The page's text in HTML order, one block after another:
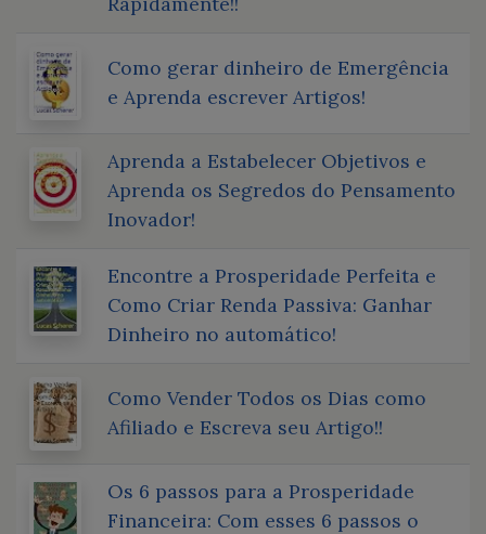
Como gerar dinheiro de Emergência
e Aprenda escrever Artigos!
Aprenda a Estabelecer Objetivos e
Aprenda os Segredos do Pensamento
Inovador!
Encontre a Prosperidade Perfeita e
Como Criar Renda Passiva: Ganhar
Dinheiro no automático!
Como Vender Todos os Dias como
Afiliado e Escreva seu Artigo!!
Os 6 passos para a Prosperidade
Financeira: Com esses 6 passos o